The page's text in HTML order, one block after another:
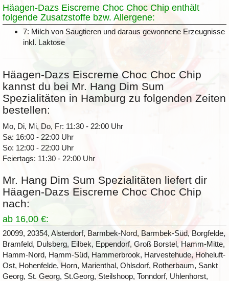
Häagen-Dazs Eiscreme Choc Choc Chip enthält
folgende Zusatzstoffe bzw. Allergene:
7: Milch von Saugtieren und daraus gewonnene Erzeugnisse
inkl. Laktose
Häagen-Dazs Eiscreme Choc Choc Chip
kannst du bei Mr. Hang Dim Sum
Spezialitäten in Hamburg zu folgenden Zeiten
bestellen:
Mo, Di, Mi, Do, Fr: 11:30 - 22:00 Uhr
Sa: 16:00 - 22:00 Uhr
So: 12:00 - 22:00 Uhr
Feiertags: 11:30 - 22:00 Uhr
Mr. Hang Dim Sum Spezialitäten liefert dir
Häagen-Dazs Eiscreme Choc Choc Chip
nach:
ab 16,00 €:
20099, 20354, Alsterdorf, Barmbek-Nord, Barmbek-Süd, Borgfelde,
Bramfeld, Dulsberg, Eilbek, Eppendorf, Groß Borstel, Hamm-Mitte,
Hamm-Nord, Hamm-Süd, Hammerbrook, Harvestehude, Hoheluft-
Ost, Hohenfelde, Horn, Marienthal, Ohlsdorf, Rotherbaum, Sankt
Georg, St. Georg, St.Georg, Steilshoop, Tonndorf, Uhlenhorst,